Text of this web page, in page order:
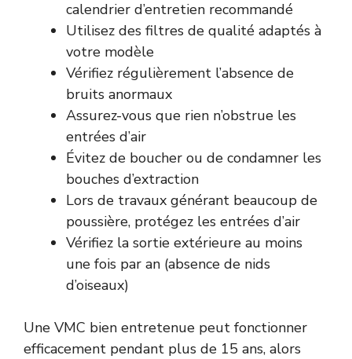
calendrier d’entretien recommandé
Utilisez des filtres de qualité adaptés à
votre modèle
Vérifiez régulièrement l’absence de
bruits anormaux
Assurez-vous que rien n’obstrue les
entrées d’air
Évitez de boucher ou de condamner les
bouches d’extraction
Lors de travaux générant beaucoup de
poussière, protégez les entrées d’air
Vérifiez la sortie extérieure au moins
une fois par an (absence de nids
d’oiseaux)
Une VMC bien entretenue peut fonctionner
efficacement pendant plus de 15 ans, alors